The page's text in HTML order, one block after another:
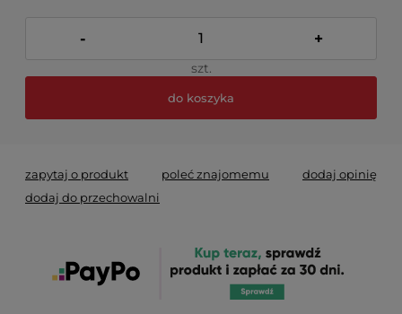
- +
szt.
do koszyka
zapytaj o produkt poleć znajomemu
dodaj opinię
dodaj do przechowalni